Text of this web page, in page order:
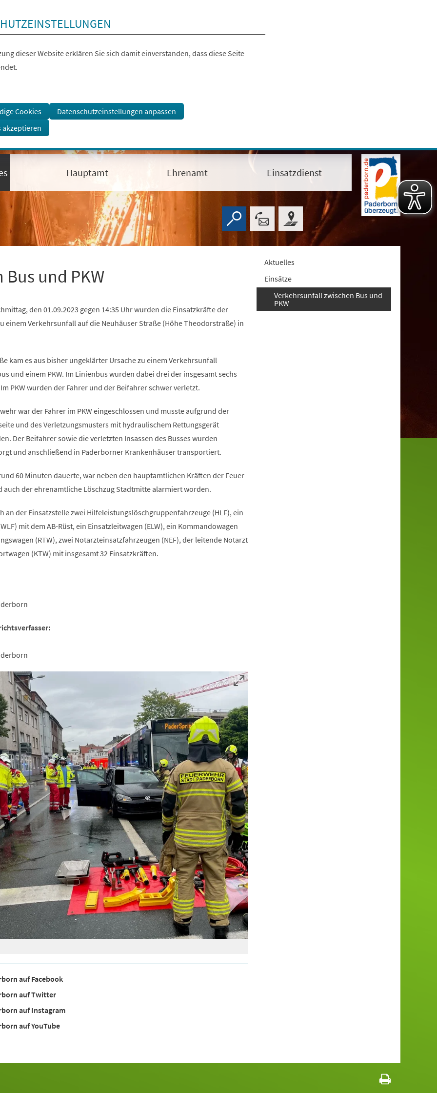
dieser Website erklären Sie sich damit einverstanden, dass diese Seite
Cookies
Datenschutzeinstellungen anpassen
akzeptieren
Hauptamt Ehrenamt Einsatzdienst
und PKW
den 01.09.2023 gegen 14:35 Uhr wurden die Einsatzkräfte der
einem Verkehrsunfall auf die Neuhäuser Straße (Höhe Theodorstraße) in
kam es aus bisher ungeklärter Ursache zu einem Verkehrsunfall
und einem PKW. Im Linienbus wurden dabei drei der insgesamt sechs
PKW wurden der Fahrer und der Beifahrer schwer verletzt.
war der Fahrer im PKW eingeschlossen und musste aufgrund der
und des Verletzungsmusters mit hydraulischem Rettungsgerät
Der Beifahrer sowie die verletzten Insassen des Busses wurden
und anschließend in Paderborner Krankenhäuser transportiert.
60 Minuten dauerte, war neben den hauptamtlichen Kräften der Feuer-
auch der ehrenamtliche Löschzug Stadtmitte alarmiert worden.
an der Einsatzstelle zwei Hilfeleistungslöschgruppenfahrzeuge (HLF), ein
mit dem AB-Rüst, ein Einsatzleitwagen (ELW), ein Kommandowagen
(RTW), zwei Notarzteinsatzfahrzeugen (NEF), der leitende Notarzt
(KTW) mit insgesamt 32 Einsatzkräften.
auf Facebook
auf Twitter
auf Instagram
auf YouTube
Aktuelles
Einsätze
Verkehrsunfall zwischen Bus und
PKW